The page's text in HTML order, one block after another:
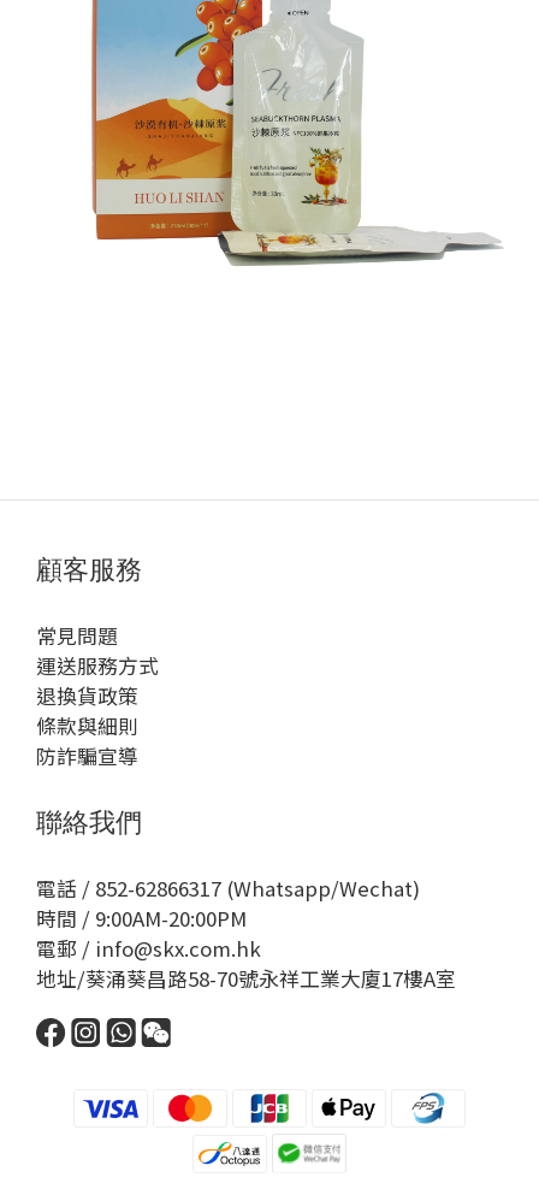
顧客服務
常見問題
運送服務方式
退換貨政策
條款與細則
防詐騙宣導
聯絡我們
電話 / 852-62866317 (Whatsapp/Wechat)
時間 / 9:00AM-20:00PM
電郵 / info@skx.com.hk
地址/葵涌葵昌路58-70號永祥工業大廈17樓A室